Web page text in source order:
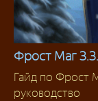
Гайды
Фрост Маг
Гайд по Фрост
руководство